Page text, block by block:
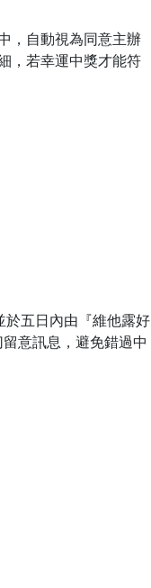
，自動視為同意主辦
，若幸運中獎才能符
於五日內由『維他露好
意訊息，避免錯過中